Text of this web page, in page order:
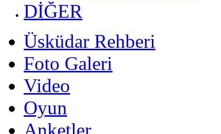
DİĞER
Üsküdar Rehberi
Foto Galeri
Video
Oyun